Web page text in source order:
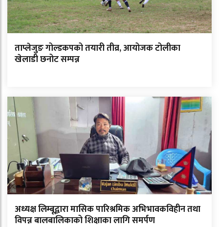
ताप्लेजुङ गोल्डकपको तयारी तीव्र, आयोजक टोलीका
खेलाडी छनोट सम्पन्न
अध्यक्ष लिम्बूद्वारा मासिक पारिश्रमिक अभिभावकविहीन तथा
विपन्न बालबालिकाको शिक्षाका लागि समर्पण